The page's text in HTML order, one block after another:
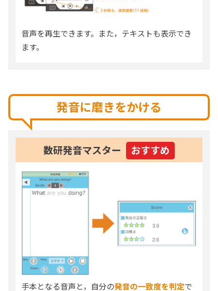
音声を再生できます。また，テキストも表示でき
ます。
発音に磨きをかける
数研発音マスター おすすめ
手本となる音声と，自分の発音の一致度を判定で